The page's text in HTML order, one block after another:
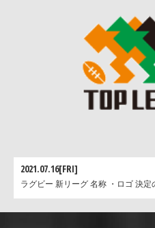
2021.07.16[FRI]
ラグビー 新リーグ 名称 ・ロゴ 決定